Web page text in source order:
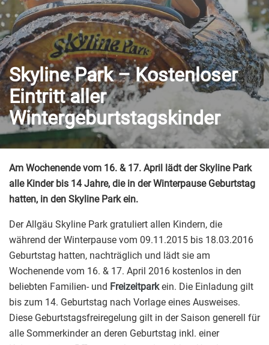
Skyline Park – Kostenloser
Eintritt aller
Wintergeburtstagskinder
Am Wochenende vom 16. & 17. April lädt der Skyline Park
alle Kinder bis 14 Jahre, die in der Winterpause Geburtstag
hatten, in den Skyline Park ein.
Der Allgäu Skyline Park gratuliert allen Kindern, die
während der Winterpause vom 09.11.2015 bis 18.03.2016
Geburtstag hatten, nachträglich und lädt sie am
Wochenende vom 16. & 17. April 2016 kostenlos in den
beliebten Familien- und Freizeitparkein. Die Einladung gilt
bis zum 14. Geburtstag nach Vorlage eines Ausweises.
Diese Geburtstagsfreiregelung gilt in der Saison generell für
alle Sommerkinder an deren Geburtstag inkl. einer